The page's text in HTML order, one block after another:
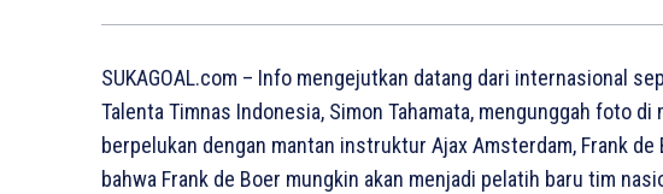
SUKAGOAL.com – Info mengejutkan datang dari internasional
Talenta Timnas Indonesia, Simon Tahamata, mengunggah foto
berpelukan dengan mantan instruktur Ajax Amsterdam, Frank
bahwa Frank de Boer mungkin akan menjadi pelatih baru tim